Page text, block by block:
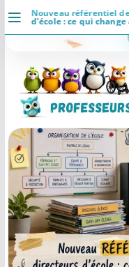
PasserNouveau référentiel
d’école : ce qui
DÉCOUVRIR
Accueil
Se connecter
Actualités
VIE PROFESSIONNELLE
Ressources
Agenda
CRPE
Professeurs
👥Communaute 📄